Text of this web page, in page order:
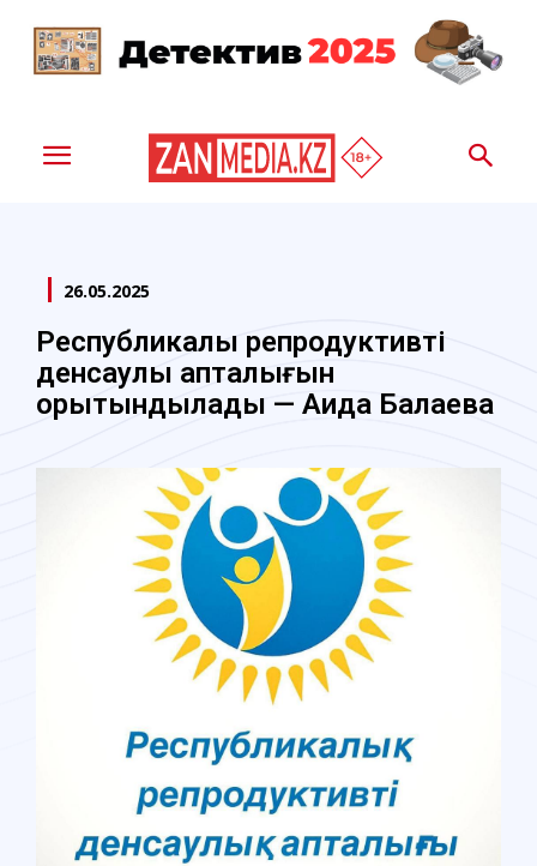
26.05.2025
Республикалық репродуктивті
денсаулық апталығын
қорытындыладық — Аида Балаева